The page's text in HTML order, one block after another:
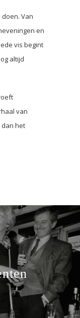
Van
en
vis begint
altijd
van
het